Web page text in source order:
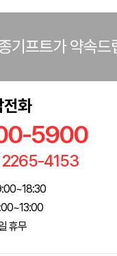
기프트가 약속드
전화
5900
2265-4153
휴무